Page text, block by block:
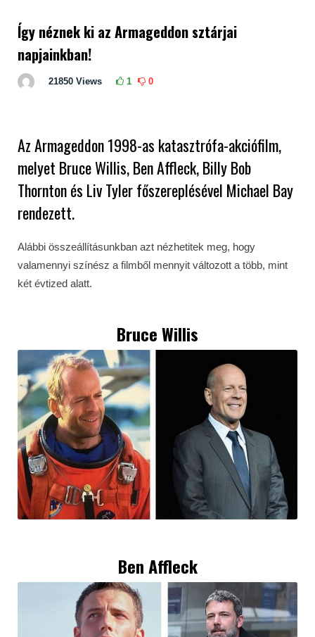
Így néznek ki az Armageddon sztárjai
napjainkban!
21850 Views 1 0
Az Armageddon 1998-as katasztrófa-akciófilm,
melyet Bruce Willis, Ben Affleck, Billy Bob
Thornton és Liv Tyler főszereplésével Michael Bay
rendezett.
Alábbi összeállításunkban azt nézhetitek meg, hogy
valamennyi színész a filmből mennyit változott a több, mint
két évtized alatt.
Bruce Willis
Ben Affleck